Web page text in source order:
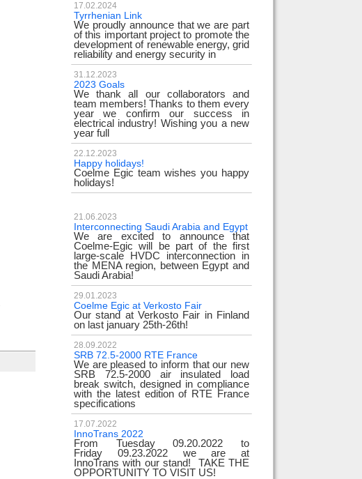
17.02.2024
Tyrrhenian Link
We proudly announce that we are part
of this important project to promote the
development of renewable energy, grid
reliability and energy security in
31.12.2023
2023 Goals
We thank all our collaborators and
team members! Thanks to them every
year we confirm our success in
electrical industry! Wishing you a new
year full
22.12.2023
Happy holidays!
Coelme Egic team wishes you happy
holidays!
21.06.2023
Interconnecting Saudi Arabia and Egypt
We are excited to announce that
Coelme-Egic will be part of the first
large-scale HVDC interconnection in
the MENA region, between Egypt and
Saudi Arabia!
29.01.2023
Coelme Egic at Verkosto Fair
Our stand at Verkosto Fair in Finland
on last january 25th-26th!
28.09.2022
SRB 72.5-2000 RTE France
We are pleased to inform that our new
SRB 72.5-2000 air insulated load
break switch, designed in compliance
with the latest edition of RTE France
specifications
17.07.2022
InnoTrans 2022
From Tuesday 09.20.2022 to
Friday 09.23.2022 we are at
InnoTrans with our stand! TAKE THE
OPPORTUNITY TO VISIT US!